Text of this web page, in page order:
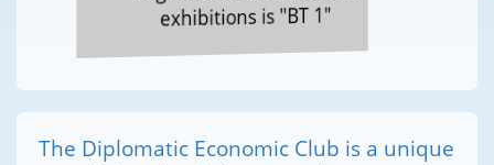
exhibitions is "BT 1"
The Diplomatic Economic Club is a unique